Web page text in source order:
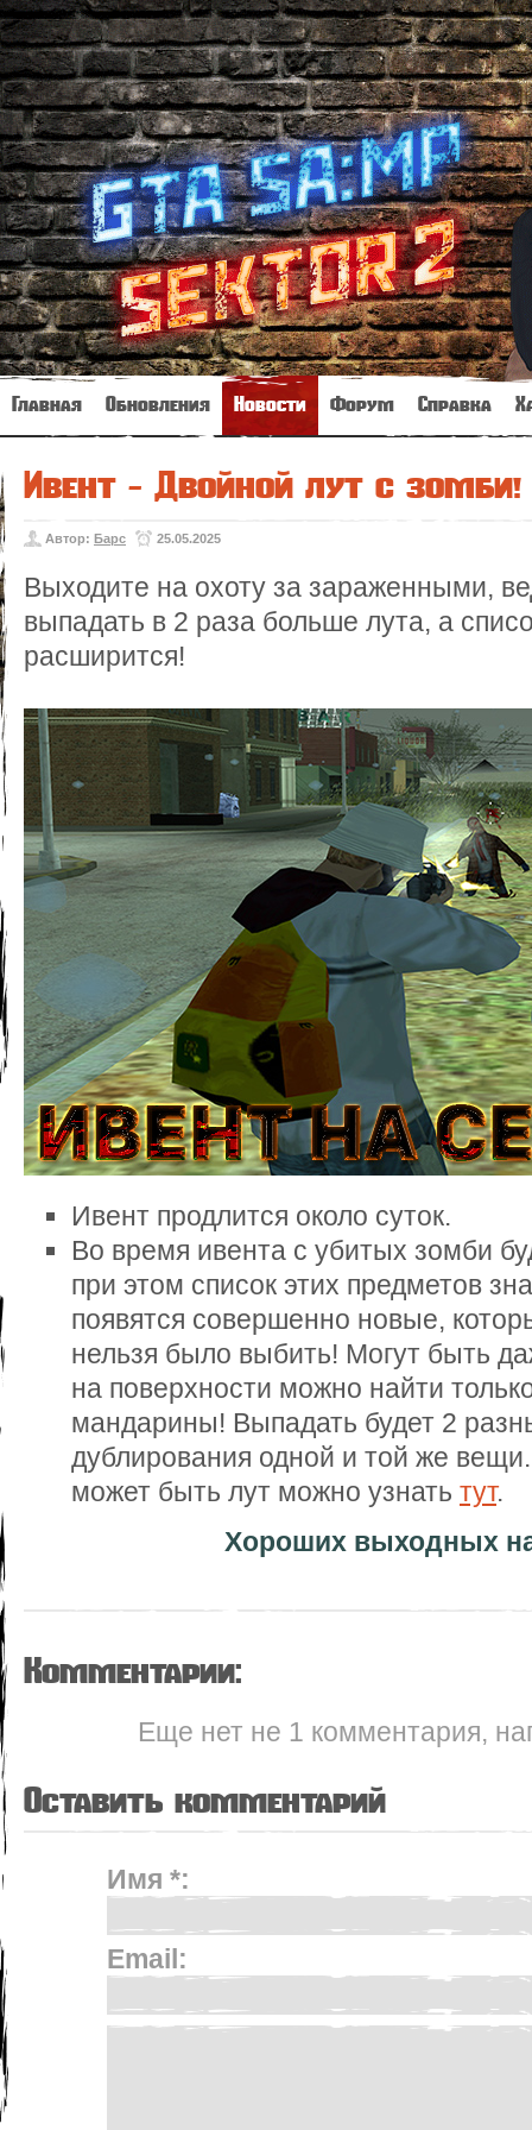
Главная Обновления Новости Форум Справка
Ивент - Двойной лут с зомби!
Автор: Барс 25.05.2025
Выходите на охоту за зараженными,
выпадать в 2 раза больше лута, а
расширится!
Ивент продлится около суток.
Во время ивента с убитых зомби
при этом список этих предметов
появятся совершенно новые,
нельзя было выбить! Могут быть
на поверхности можно найти
мандарины! Выпадать будет 2
дублирования одной и той же
может быть лут можно узнать тут.
Хороших выходных
Комментарии:
Еще нет не 1 комментария,
Оставить комментарий
Имя *:
Email: